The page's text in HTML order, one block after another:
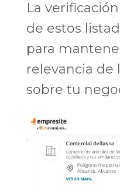
La
de estos
para
relevancia de
sobre tu